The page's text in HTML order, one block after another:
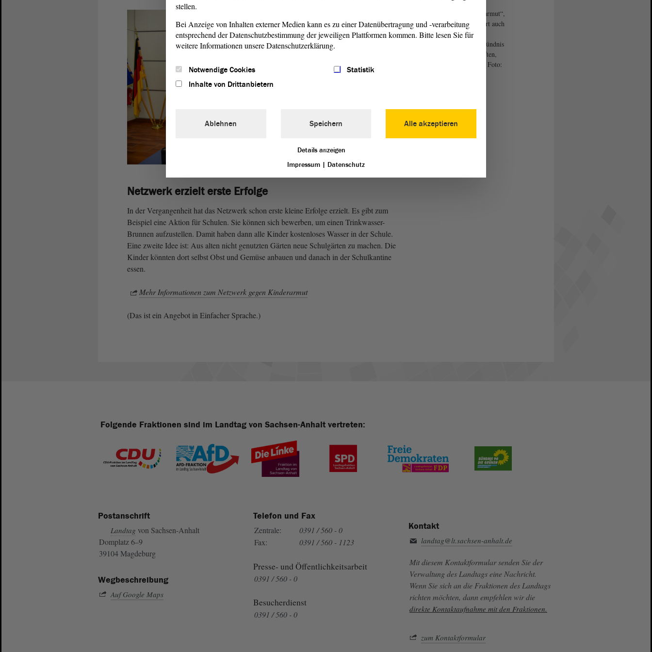
„Netzwerk gegen Kinderarmut“,
unter diesem Namen agiert auch
in Sachsen-Anhalt ein
außerparlamentarisches Bündnis
aus Parteien Gewerkschaften,
Vereinen und Verbänden. Foto:
Netzwerk erzielt erste Erfolge
In der Vergangenheit hat das Netzwerk schon erste kleine Erfolge erzielt. Es gibt zum
Beispiel eine Aktion für Schulen. Sie können sich bewerben, um einen Trinkwasser-
Brunnen aufzustellen. Damit haben dann alle Kinder kostenloses Wasser in der Schule.
Eine zweite Idee ist: Aus alten nicht genutzten Gärten neue Schulgärten zu machen. Die
Kinder könnten dort selbst Obst und Gemüse anbauen und danach in der Schulkantine
essen.
Mehr Informationen zum Netzwerk gegen Kinderarmut
(Das ist ein Angebot in Einfacher Sprache.)
Folgende Fraktionen sind im Landtag von Sachsen-Anhalt vertreten:
Postanschrift
Landtag von Sachsen-Anhalt
Domplatz 6–9
39104 Magdeburg
Wegbeschreibung
Auf Google Maps
Telefon und Fax
Zentrale:
0391 / 560 - 0
Fax:
0391 / 560 - 1123
Presse- und Öffentlichkeitsarbeit
0391 / 560 - 0
Besucherdienst
0391 / 560 - 0
Kontakt
landtag@lt.sachsen-anhalt.de
Mit diesem Kontaktformular senden Sie der
Verwaltung des Landtags eine Nachricht.
Wenn Sie sich an die Fraktionen des Landtags
richten möchten, dann empfehlen wir die
direkte Kontaktaufnahme mit den Fraktionen.
zum Kontaktformular
stellen.
Bei Anzeige von Inhalten externer Medien kann es zu einer Datenübertragung und -verarbeitung
entsprechend der Datenschutzbestimmung der jeweiligen Plattformen kommen. Bitte lesen Sie für
weitere Informationen unsere Datenschutzerklärung.
Notwendige Cookies
Statistik
Inhalte von Drittanbietern
Alle akzeptieren
Ablehnen Speichern
Details anzeigen
Impressum | Datenschutz